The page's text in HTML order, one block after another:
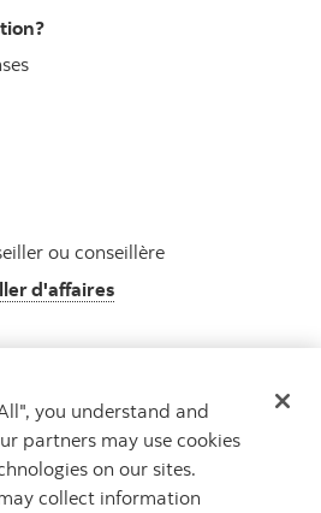
ou conseillère
d'affaires
you understand and
partners may use cookies
on our sites.
collect information